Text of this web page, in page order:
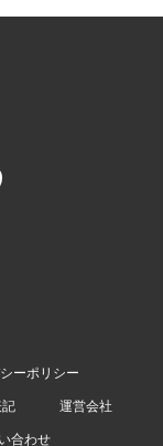
ーポリシー
運営会社
合わせ